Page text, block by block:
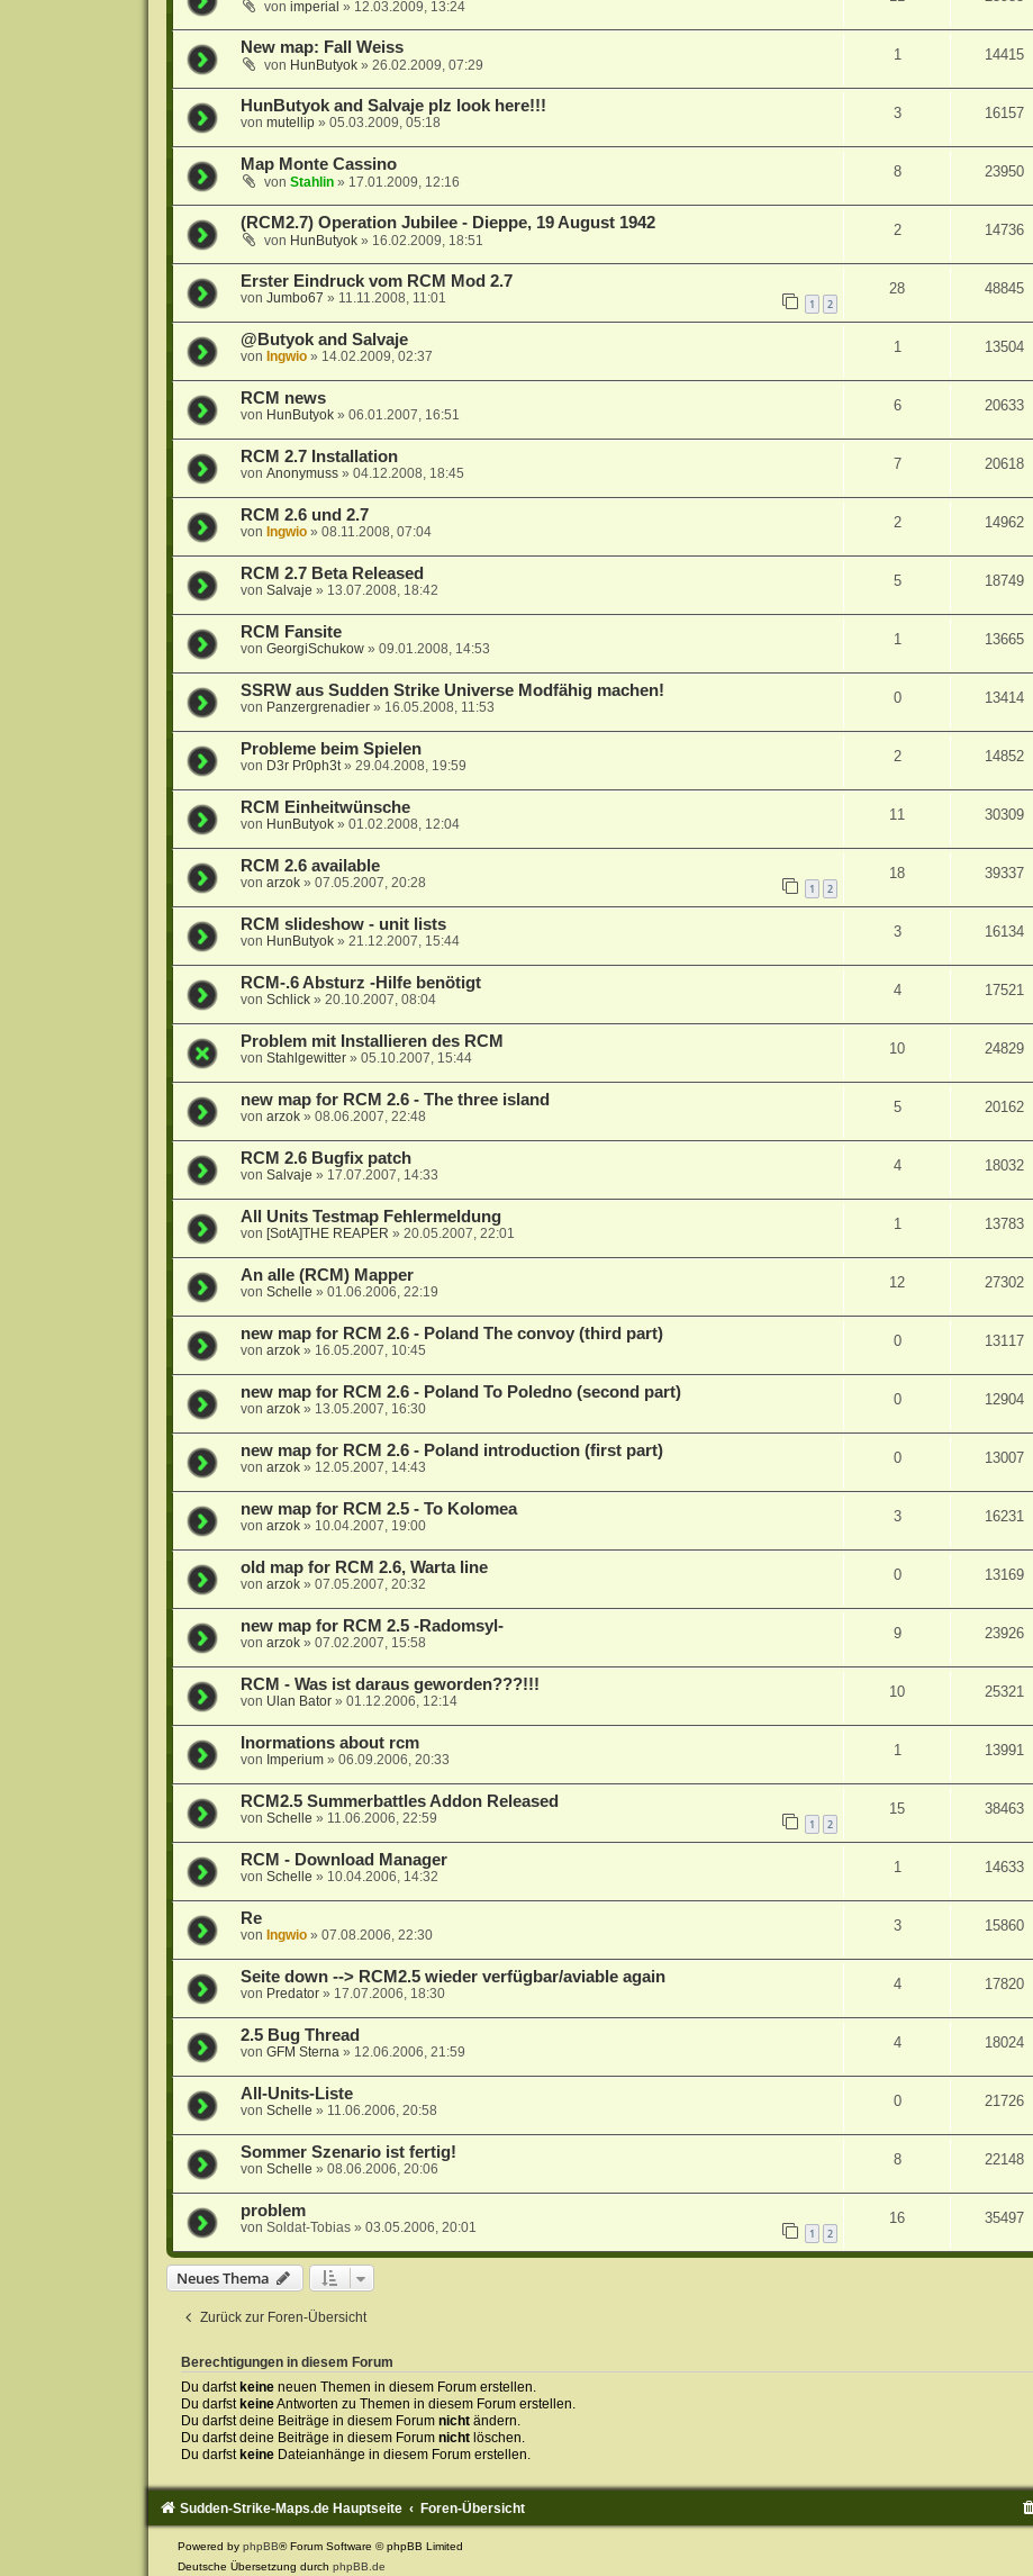
von imperial » 12.03.2009, 13:24
New map: Fall Weiss
von HunButyok» 26.02.2009, 07:29
1 14415
HunButyok and Salvaje plz look here!!!
von mutellip» 05.03.2009, 05:18
3 16157
Map Monte Cassino
von Stahlin» 17.01.2009, 12:16
8 23950
(RCM2.7) Operation Jubilee - Dieppe, 19 August 1942
von HunButyok» 16.02.2009, 18:51
2 14736
Erster Eindruck vom RCM Mod 2.7
von Jumbo67 » 11.11.2008, 11:01 1 2
28 48845
@Butyok and Salvaje
von Ingwio» 14.02.2009, 02:37
1 13504
RCM news
von HunButyok» 06.01.2007, 16:51
6 20633
RCM 2.7 Installation
von Anonymuss» 04.12.2008, 18:45
7 20618
RCM 2.6 und 2.7
von Ingwio» 08.11.2008, 07:04
2 14962
RCM 2.7 Beta Released
von Salvaje » 13.07.2008, 18:42
5 18749
RCM Fansite
von GeorgiSchukow» 09.01.2008, 14:53
1 13665
SSRW aus Sudden Strike Universe Modfähig machen!
von Panzergrenadier» 16.05.2008, 11:53
0 13414
Probleme beim Spielen
von D3r Pr0ph3t» 29.04.2008, 19:59
2 14852
RCM Einheitwünsche
von HunButyok» 01.02.2008, 12:04
11 30309
RCM 2.6 available
von arzok» 07.05.2007, 20:28 1 2
18 39337
RCM slideshow - unit lists
von HunButyok» 21.12.2007, 15:44
3 16134
RCM-.6 Absturz -Hilfe benötigt
von Schlick» 20.10.2007, 08:04
4 17521
Problem mit Installieren des RCM
von Stahlgewitter» 05.10.2007, 15:44
10 24829
new map for RCM 2.6 - The three island
von arzok» 08.06.2007, 22:48
5 20162
RCM 2.6 Bugfix patch
von Salvaje » 17.07.2007, 14:33
4 18032
All Units Testmap Fehlermeldung
von [SotA]THE REAPER » 20.05.2007, 22:01
1 13783
An alle (RCM) Mapper
von Schelle » 01.06.2006, 22:19
12 27302
new map for RCM 2.6 - Poland The convoy (third part)
von arzok» 16.05.2007, 10:45
0 13117
new map for RCM 2.6 - Poland To Poledno (second part)
von arzok» 13.05.2007, 16:30
0 12904
new map for RCM 2.6 - Poland introduction (first part)
von arzok» 12.05.2007, 14:43
0 13007
new map for RCM 2.5 - To Kolomea
von arzok» 10.04.2007, 19:00
3 16231
old map for RCM 2.6, Warta line
von arzok» 07.05.2007, 20:32
0 13169
new map for RCM 2.5 -Radomsyl-
von arzok» 07.02.2007, 15:58
9 23926
RCM - Was ist daraus geworden???!!!
von Ulan Bator» 01.12.2006, 12:14
10 25321
Inormations about rcm
von Imperium» 06.09.2006, 20:33
1 13991
RCM2.5 Summerbattles Addon Released
von Schelle » 11.06.2006, 22:59 1 2
15 38463
RCM - Download Manager
von Schelle » 10.04.2006, 14:32
1 14633
Re
von Ingwio» 07.08.2006, 22:30
3 15860
Seite down --> RCM2.5 wieder verfügbar/aviable again
von Predator» 17.07.2006, 18:30
4 17820
2.5 Bug Thread
von GFM Sterna» 12.06.2006, 21:59
4 18024
All-Units-Liste
von Schelle » 11.06.2006, 20:58
0 21726
Sommer Szenario ist fertig!
von Schelle » 08.06.2006, 20:06
8 22148
problem
von Soldat-Tobias» 03.05.2006, 20:01 1 2
16 35497
Neues Thema
Zurück zur Foren-Übersicht
Berechtigungen in diesem Forum
Du darfst keineneuen Themen in diesem Forum erstellen.
Du darfst keineAntworten zu Themen in diesem Forum erstellen.
Du darfst deine Beiträge in diesem Forum nichtändern.
Du darfst deine Beiträge in diesem Forum nichtlöschen.
Du darfst keineDateianhänge in diesem Forum erstellen.
Sudden-Strike-Maps.de Hauptseite Foren-Übersicht
Powered by phpBB® Forum Software © phpBB Limited
Deutsche Übersetzung durch phpBB.de